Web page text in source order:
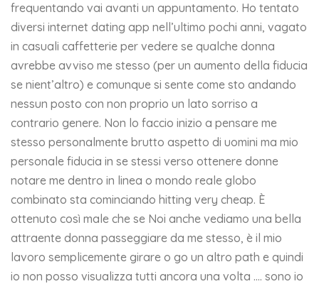
frequentando vai avanti un appuntamento. Ho tentato
diversi internet dating app nell’ultimo pochi anni, vagato
in casuali caffetterie per vedere se qualche donna
avrebbe avviso me stesso (per un aumento della fiducia
se nient’altro) e comunque si sente come sto andando
nessun posto con non proprio un lato sorriso a
contrario genere. Non lo faccio inizio a pensare me
stesso personalmente brutto aspetto di uomini ma mio
personale fiducia in se stessi verso ottenere donne
notare me dentro in linea o mondo reale globo
combinato sta cominciando hitting very cheap. È
ottenuto così male che se Noi anche vediamo una bella
attraente donna passeggiare da me stesso, è il mio
lavoro semplicemente girare o go un altro path e quindi
io non posso visualizza tutti ancora una volta …. sono io